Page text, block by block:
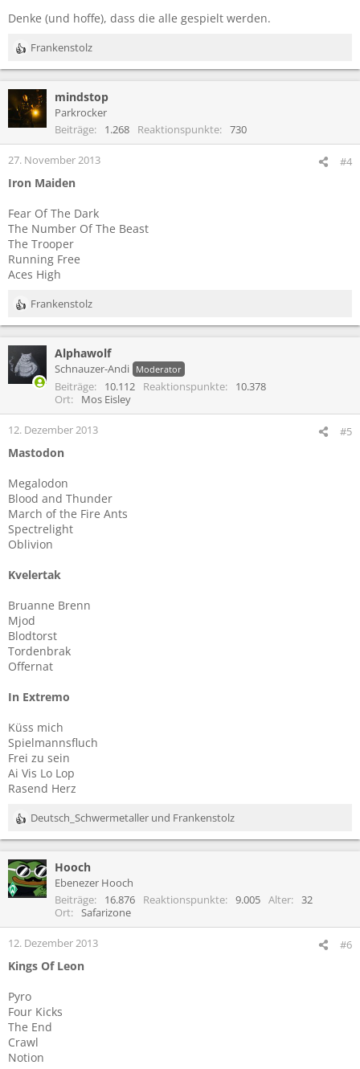
Denke (und hoffe), dass die alle gespielt werden.
R
e
k
t
i
n
n
Frankenstolz
mindstop
Parkrocker
Beiträge
1.268 Reaktionspunkte 730
27. November 2013 #4
Iron Maiden
Fear Of The Dark
The Number Of The Beast
The Trooper
Running Free
Aces High
R
e
t
i
n
e
:
Frankenstolz
Alphawolf
Schnauzer-Andi Moderator
Beiträge 10.112 Reaktionspunkte
10.378
Ort
Mos Eisley
12. Dezember 2013 #5
Mastodon
Megalodon
Blood and Thunder
March of the Fire Ants
Spectrelight
Oblivion
Kvelertak
Bruanne Brenn
Mjod
Blodtorst
Tordenbrak
Offernat
In Extremo
Küss mich
Spielmannsfluch
Frei zu sein
Ai Vis Lo Lop
Rasend Herz
R
e
k
t
i
n
e
:
Deutsch_Schwermetaller und Frankenstolz
Hooch
Ebenezer Hooch
Beiträge
16.876 Reaktionspunkte 9.005 Alter
32
Ort
Safarizone
12. Dezember 2013 #6
Kings Of Leon
Pyro
Four Kicks
The End
Crawl
Notion